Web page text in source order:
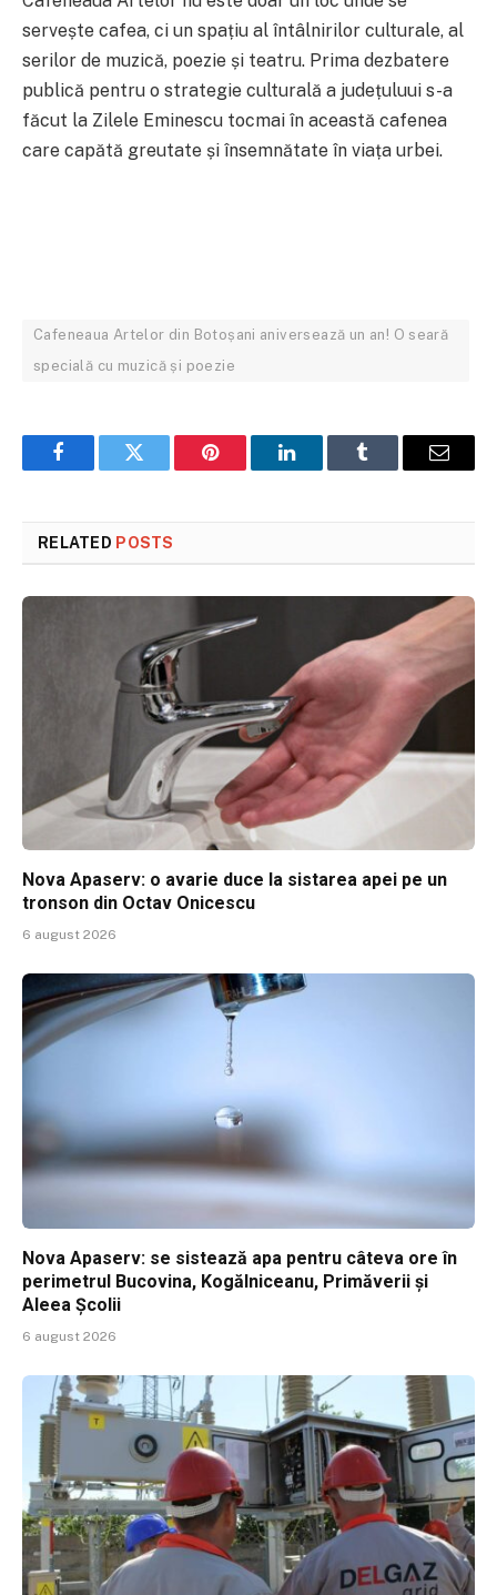
servește cafea, ci un spațiu al întâlnirilor culturale, al
serilor de muzică, poezie și teatru. Prima dezbatere
publică pentru o strategie culturală a județuluui s-a
făcut la Zilele Eminescu tocmai în această cafenea
care capătă greutate și însemnătate în viața urbei.
Cafeneaua Artelor din Botoșani aniversează un an! O seară
specială cu muzică și poezie
FacebookTwitter Pinterest LinkedInTumblr Email
RELATED POSTS
Nova Apaserv: o avarie duce la sistarea apei pe un
tronson din Octav Onicescu
6 august 2026
Nova Apaserv: se sistează apa pentru câteva ore în
perimetrul Bucovina, Kogălniceanu, Primăverii și
Aleea Școlii
6 august 2026